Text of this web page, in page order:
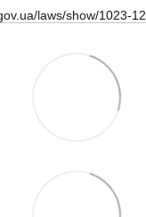
laws/show/1023-12